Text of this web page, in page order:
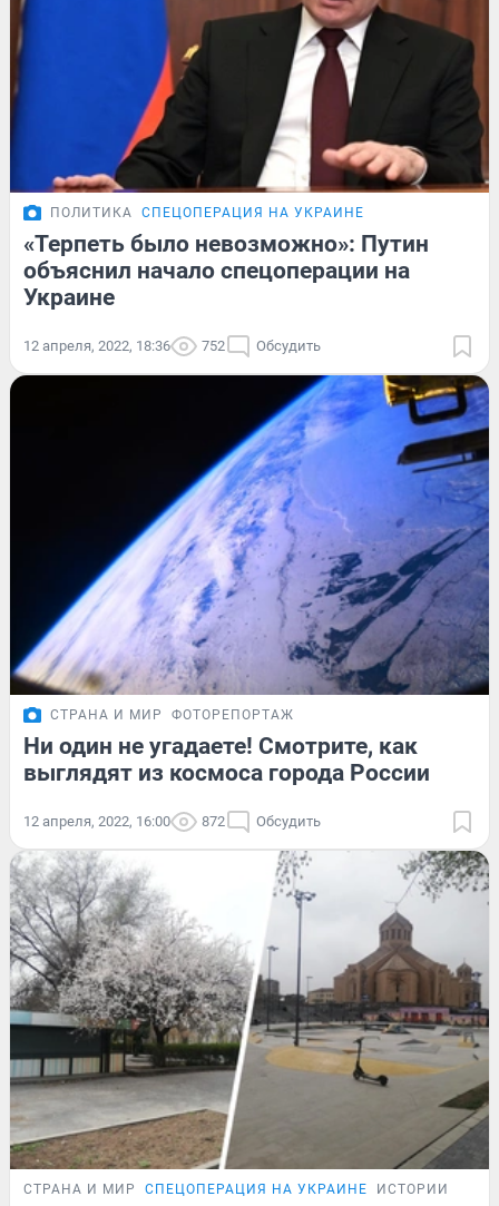
ПОЛИТИКА СПЕЦОПЕРАЦИЯ НА УКРАИНЕ
«Терпеть было невозможно»: Путин
объяснил начало спецоперации на
Украине
12 апреля, 2022, 18:36 752 Обсудить
СТРАНА И МИР ФОТОРЕПОРТАЖ
Ни один не угадаете! Смотрите, как
выглядят из космоса города России
12 апреля, 2022, 16:00 872 Обсудить
СТРАНА И МИР СПЕЦОПЕРАЦИЯ НА УКРАИНЕ ИСТОРИИ